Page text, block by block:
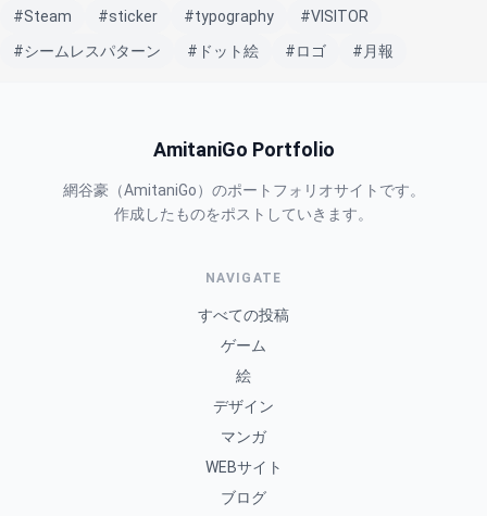
#Steam
#sticker #typography
#VISITOR
#シームレスパターン
#ドット絵 #ロゴ #月報
AmitaniGo Portfolio
網谷豪（AmitaniGo）のポートフォリオサイトです。
作成したものをポストしていきます。
NAVIGATE
すべての投稿
ゲーム
絵
デザイン
マンガ
WEBサイト
ブログ